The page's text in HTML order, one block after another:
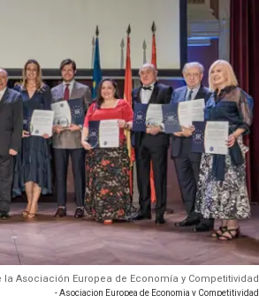
Asociación Europea de Economía y Competitividad